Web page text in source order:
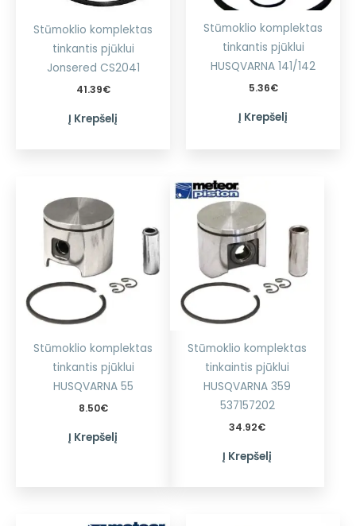
Stūmoklio komplektas
tinkantis pjūklui
Jonsered CS2041
41.39€
Į Krepšelį
Stūmoklio komplektas
tinkantis pjūklui
HUSQVARNA 141/142
5.36€
Į Krepšelį
Stūmoklio komplektas
tinkantis pjūklui
HUSQVARNA 55
8.50€
Į Krepšelį
Stūmoklio komplektas
tinkaintis pjūklui
HUSQVARNA 359
537157202
34.92€
Į Krepšelį